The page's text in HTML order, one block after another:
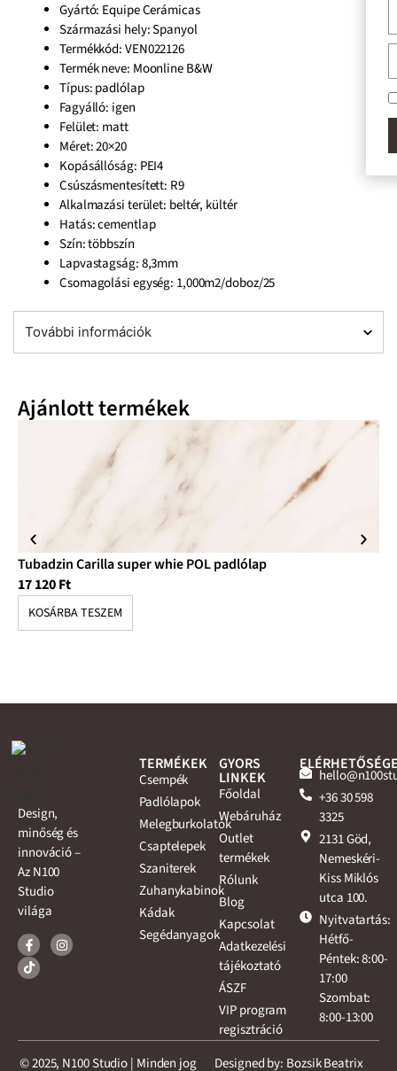
Gyártó: Equipe Cerámicas
Származási hely: Spanyol
Termékkód: VEN022126
Termék neve: Moonline B&W
Típus: padlólap
Fagyálló: igen
Felület: matt
Méret:20×20
Kopásállóság: PEI4
Csúszásmentesített: R9
Alkalmazási terület: beltér, kültér
Hatás: cementlap
Szín:többszín
Lapvastagság:8,3mm
Csomagolási egység: 1,000m2/doboz/25
További információk
Ajánlott termékek
Tubadzin Carilla super whie POL padlólap
17 120Ft
KOSÁRBA TESZEM
Design,
minőség és
innováció –
Az N100
Studio
világa
TERMÉKEK
Csempék
Padlólapok
Melegburkolatok
Csaptelepek
Szaniterek
Zuhanykabinok
Kádak
Segédanyagok
GYORS
LINKEK
Főoldal
Webáruház
Outlet
termékek
Rólunk
Blog
Kapcsolat
Adatkezelési
tájékoztató
ÁSZF
VIP program
regisztráció
+36 30 598
3325
2131 Göd,
Nemeskéri-
Kiss Miklós
utca 100.
Nyitvatartás:
Hétfő-
Péntek: 8:00-
17:00
Szombat:
8:00-13:00
© 2025, N100 Studio | Minden jog Designed by: Bozsik Beatrix